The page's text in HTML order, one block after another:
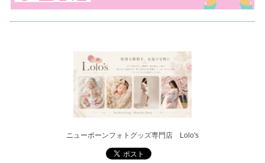
ニューボーンフォトグッズ専門店 Lolo's